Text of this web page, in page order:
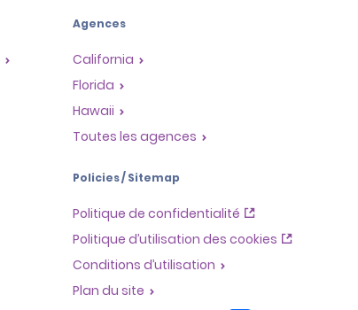
Agences
California
Florida
Hawaii
Toutes les agences
Policies / Sitemap
Politique de confidentialité
Politique d’utilisation des cookies
Conditions d’utilisation
Plan du site